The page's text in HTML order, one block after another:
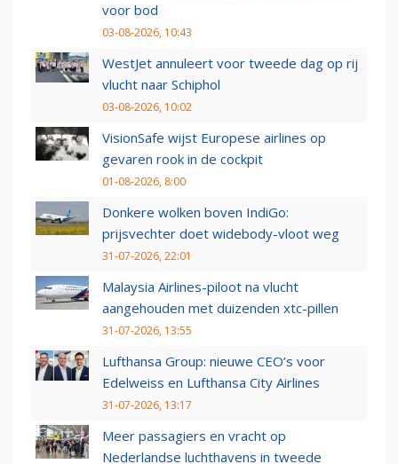
voor bod
03-08-2026, 10:43
WestJet annuleert voor tweede dag op rij
vlucht naar Schiphol
03-08-2026, 10:02
VisionSafe wijst Europese airlines op
gevaren rook in de cockpit
01-08-2026, 8:00
Donkere wolken boven IndiGo:
prijsvechter doet widebody-vloot weg
31-07-2026, 22:01
Malaysia Airlines-piloot na vlucht
aangehouden met duizenden xtc-pillen
31-07-2026, 13:55
Lufthansa Group: nieuwe CEO’s voor
Edelweiss en Lufthansa City Airlines
31-07-2026, 13:17
Meer passagiers en vracht op
Nederlandse luchthavens in tweede